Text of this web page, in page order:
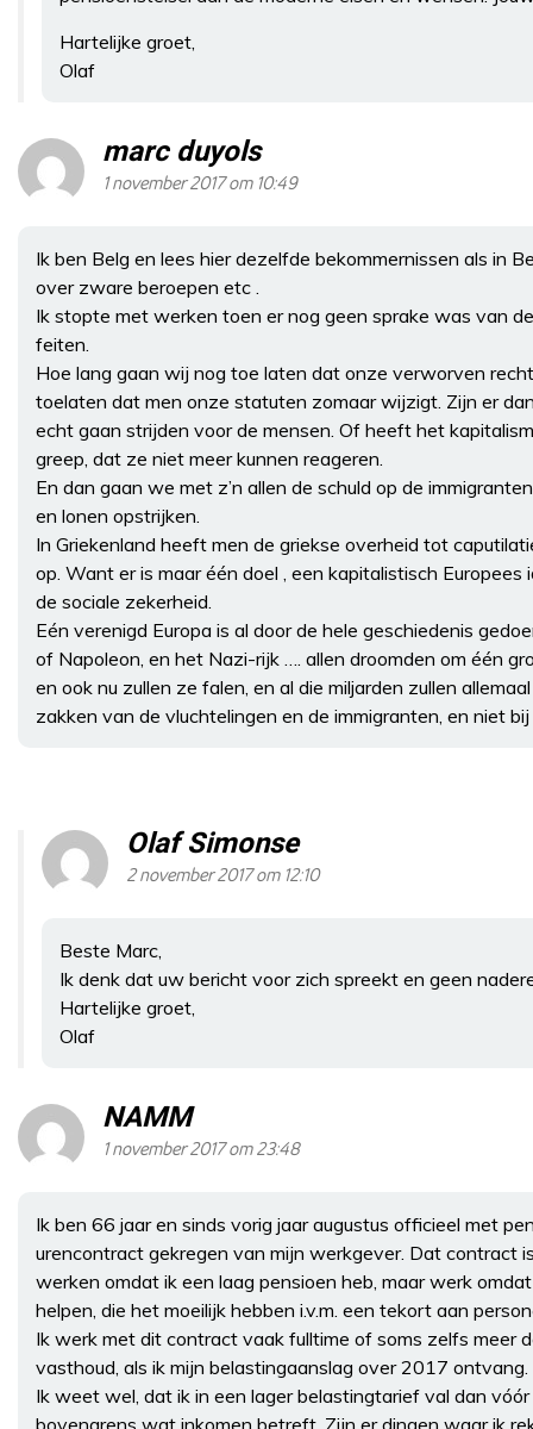
Hartelijke groet,
Olaf
marc duyols
1 november 2017 om 10:49
Ik ben Belg en lees hier dezelfde bekommernissen als in
over zware beroepen etc .
Ik stopte met werken toen er nog geen sprake was van
feiten.
Hoe lang gaan wij nog toe laten dat onze verworven
toelaten dat men onze statuten zomaar wijzigt. Zijn er
echt gaan strijden voor de mensen. Of heeft het
greep, dat ze niet meer kunnen reageren.
En dan gaan we met z’n allen de schuld op de
en lonen opstrijken.
In Griekenland heeft men de griekse overheid tot
op. Want er is maar één doel , een kapitalistisch
de sociale zekerheid.
Eén verenigd Europa is al door de hele geschiedenis
of Napoleon, en het Nazi-rijk …. allen droomden om één
en ook nu zullen ze falen, en al die miljarden zullen
zakken van de vluchtelingen en de immigranten, en niet
Olaf Simonse
2 november 2017 om 12:10
Beste Marc,
Ik denk dat uw bericht voor zich spreekt en geen
Hartelijke groet,
Olaf
NAMM
1 november 2017 om 23:48
Ik ben 66 jaar en sinds vorig jaar augustus officieel met
urencontract gekregen van mijn werkgever. Dat contract
werken omdat ik een laag pensioen heb, maar werk
helpen, die het moeilijk hebben i.v.m. een tekort aan
Ik werk met dit contract vaak fulltime of soms zelfs meer
vasthoud, als ik mijn belastingaanslag over 2017 ontvang.
Ik weet wel, dat ik in een lager belastingtarief val dan
bovengrens wat inkomen betreft. Zijn er dingen waar ik